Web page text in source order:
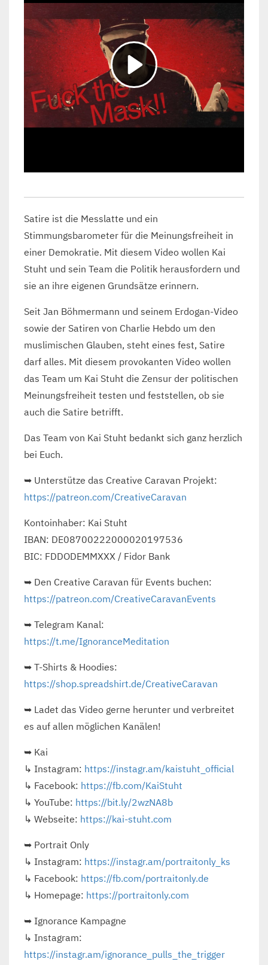
Satire ist die Messlatte und ein
Stimmungsbarometer für die Meinungsfreiheit in
einer Demokratie. Mit diesem Video wollen Kai
Stuht und sein Team die Politik herausfordern und
sie an ihre eigenen Grundsätze erinnern.
Seit Jan Böhmermann und seinem Erdogan-Video
sowie der Satiren von Charlie Hebdo um den
muslimischen Glauben, steht eines fest, Satire
darf alles. Mit diesem provokanten Video wollen
das Team um Kai Stuht die Zensur der politischen
Meinungsfreiheit testen und feststellen, ob sie
auch die Satire betrifft.
Das Team von Kai Stuht bedankt sich ganz herzlich
bei Euch.
➥ Unterstütze das Creative Caravan Projekt:
https://patreon.com/CreativeCaravan
Kontoinhaber: Kai Stuht
IBAN: DE08700222000020197536
BIC: FDDODEMMXXX / Fidor Bank
➥ Den Creative Caravan für Events buchen:
https://patreon.com/CreativeCaravanEvents
➥ Telegram Kanal:
https://t.me/IgnoranceMeditation
➥ T-Shirts & Hoodies:
https://shop.spreadshirt.de/CreativeCaravan
➥ Ladet das Video gerne herunter und verbreitet
es auf allen möglichen Kanälen!
➥ Kai
↳ Instagram: https://instagr.am/kaistuht_official
↳ Facebook: https://fb.com/KaiStuht
↳ YouTube: https://bit.ly/2wzNA8b
↳ Webseite: https://kai-stuht.com
➥ Portrait Only
↳ Instagram: https://instagr.am/portraitonly_ks
↳ Facebook: https://fb.com/portraitonly.de
↳ Homepage: https://portraitonly.com
➥ Ignorance Kampagne
↳ Instagram:
https://instagr.am/ignorance_pulls_the_trigger